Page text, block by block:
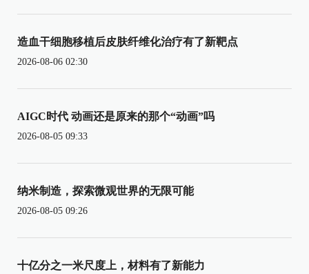
造血干细胞移植后皮肤纤维化治疗有了新靶点
2026-08-06 02:30
AIGC时代 动画还是原来的那个“动画”吗
2026-08-05 09:33
纳米制造，探索微观世界的无限可能
2026-08-05 09:26
十亿分之一米尺度上，材料有了新能力